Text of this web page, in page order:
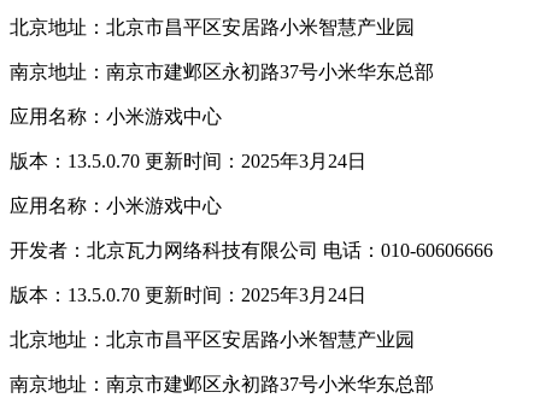
北京地址：北京市昌平区安居路小米智慧产业园
南京地址：南京市建邺区永初路37号小米华东总部
应用名称：小米游戏中心
版本：13.5.0.70 更新时间：2025年3月24日
应用名称：小米游戏中心
开发者：北京瓦力网络科技有限公司 电话：010-60606666
版本：13.5.0.70 更新时间：2025年3月24日
北京地址：北京市昌平区安居路小米智慧产业园
南京地址：南京市建邺区永初路37号小米华东总部